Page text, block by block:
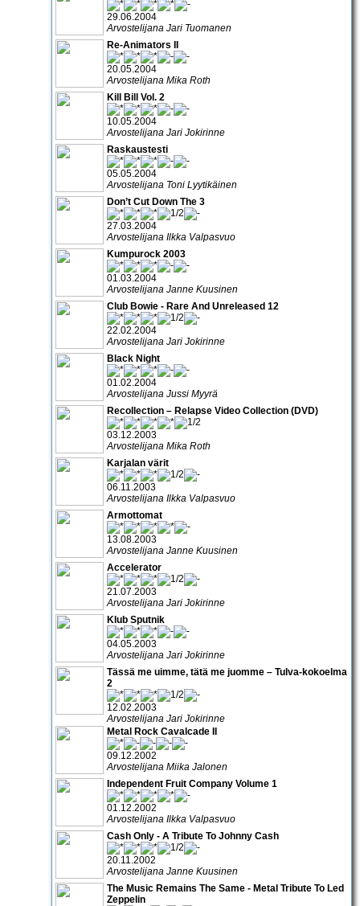
29.06.2004
Arvostelijana Jari Tuomanen
Re-Animators II
20.05.2004
Arvostelijana Mika Roth
Kill Bill Vol. 2
10.05.2004
Arvostelijana Jari Jokirinne
Raskaustesti
05.05.2004
Arvostelijana Toni Lyytikäinen
Don’t Cut Down The 3
27.03.2004
Arvostelijana Ilkka Valpasvuo
Kumpurock 2003
01.03.2004
Arvostelijana Janne Kuusinen
Club Bowie - Rare And Unreleased 12
22.02.2004
Arvostelijana Jari Jokirinne
Black Night
01.02.2004
Arvostelijana Jussi Myyrä
Recollection – Relapse Video Collection (DVD)
03.12.2003
Arvostelijana Mika Roth
Karjalan värit
06.11.2003
Arvostelijana Ilkka Valpasvuo
Armottomat
13.08.2003
Arvostelijana Janne Kuusinen
Accelerator
21.07.2003
Arvostelijana Jari Jokirinne
Klub Sputnik
04.05.2003
Arvostelijana Jari Jokirinne
Tässä me uimme, tätä me juomme – Tulva-kokoelma
2
12.02.2003
Arvostelijana Jari Jokirinne
Metal Rock Cavalcade II
09.12.2002
Arvostelijana Miika Jalonen
Independent Fruit Company Volume 1
01.12.2002
Arvostelijana Ilkka Valpasvuo
Cash Only - A Tribute To Johnny Cash
20.11.2002
Arvostelijana Janne Kuusinen
The Music Remains The Same - Metal Tribute To Led
Zeppelin